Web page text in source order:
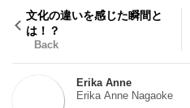
文化の違いを感じた瞬間と
は！？
Back
Erika Anne
Erika Anne Nagaoke